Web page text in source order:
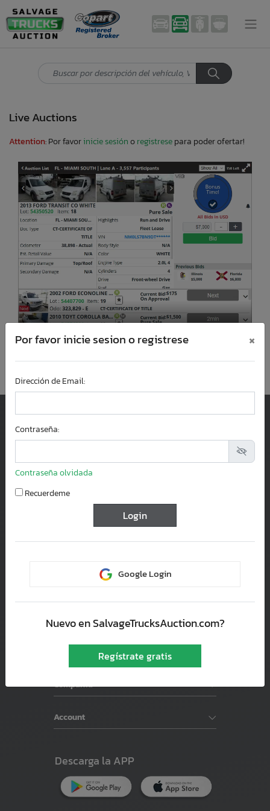
Live Auctions
Attention: Por favorinicie sesiónoregistresepara poder ofertar!
×
Por favor inicie sesion o registrese
Dirección de Email:
Contraseña:
Contraseña olvidada
Recuerdeme
Google Login
Nuevo en SalvageTrucksAuction.com?
Regístrate gratis
+1-954-573-6936
Servicio al Cliente
8 am - 5 pm (EST)
Correo:
contactus@salvagetrucksauction.com
Florida
4811 Lyons Technology Parkway, Suite 9,
Subastas de Autos
Buscador de vehiculos
Compañía
Account
Descarga la APP